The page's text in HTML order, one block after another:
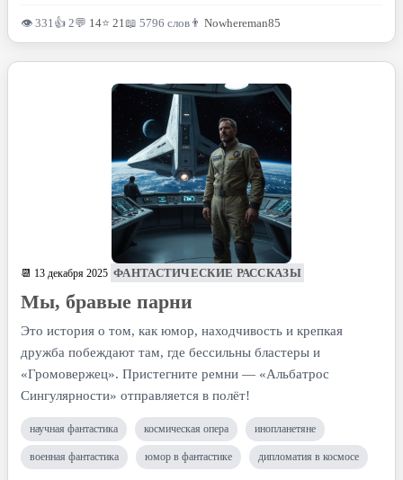
👁 331👍 2💬 14⭐ 21📖 5796 слов 👨 Nowhereman85
📆 13 декабря 2025 ФАНТАСТИЧЕСКИЕ РАССКАЗЫ
Мы, бравые парни
Это история о том, как юмор, находчивость и крепкая
дружба побеждают там, где бессильны бластеры и
«Громовержец». Пристегните ремни — «Альбатрос
Сингулярности» отправляется в полёт!
научная фантастика космическая опера инопланетяне
военная фантастика юмор в фантастике дипломатия в космосе